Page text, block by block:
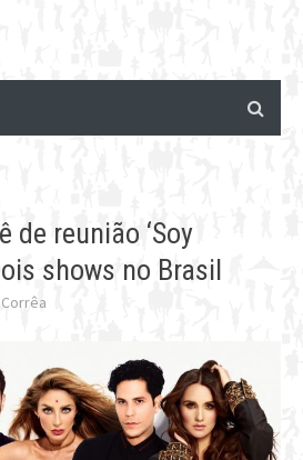
de reunião ‘Soy
shows no Brasil